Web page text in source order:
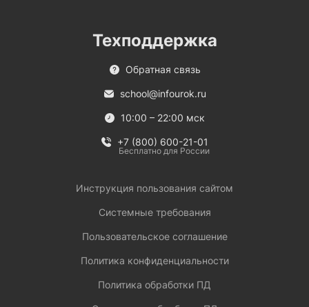
Техподдержка
Обратная связь
school@infourok.ru
10:00 – 22:00 мск
+7 (800) 600-21-01
Бесплатно для России
Инструкция пользования сайтом
Системные требования
Пользовательское соглашение
Политика конфиденциальности
Политика обработки ПД